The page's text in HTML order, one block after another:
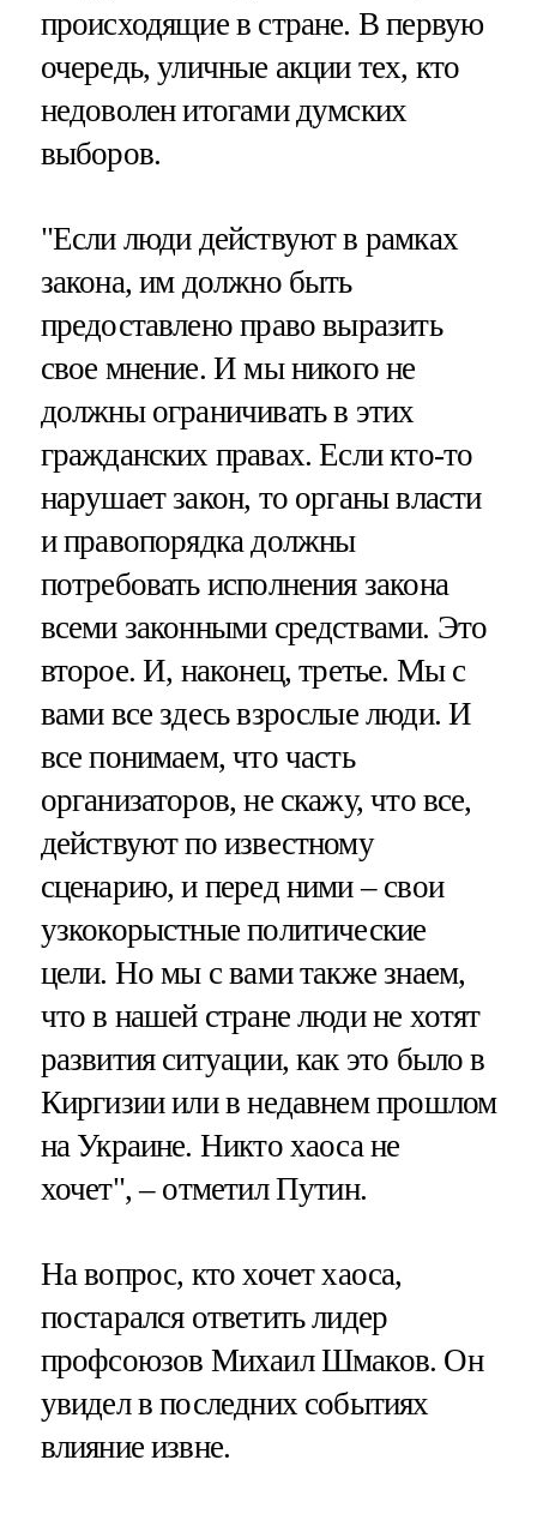
происходящие в стране. В первую
очередь, уличные акции тех, кто
недоволен итогами думских
выборов.
"Если люди действуют в рамках
закона, им должно быть
предоставлено право выразить
свое мнение. И мы никого не
должны ограничивать в этих
гражданских правах. Если кто-то
нарушает закон, то органы власти
и правопорядка должны
потребовать исполнения закона
всеми законными средствами. Это
второе. И, наконец, третье. Мы с
вами все здесь взрослые люди. И
все понимаем, что часть
организаторов, не скажу, что все,
действуют по известному
сценарию, и перед ними – свои
узкокорыстные политические
цели. Но мы с вами также знаем,
что в нашей стране люди не хотят
развития ситуации, как это было в
Киргизии или в недавнем прошлом
на Украине. Никто хаоса не
хочет", – отметил Путин.
На вопрос, кто хочет хаоса,
постарался ответить лидер
профсоюзов Михаил Шмаков. Он
увидел в последних событиях
влияние извне.